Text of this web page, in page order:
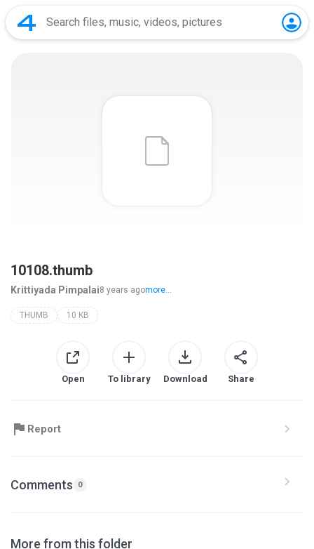
10108.thumb
Krittiyada Pimpalai8 years agomore...
THUMB 10 KB
Open To library Download Share
Report
Comments 0
More from this folder